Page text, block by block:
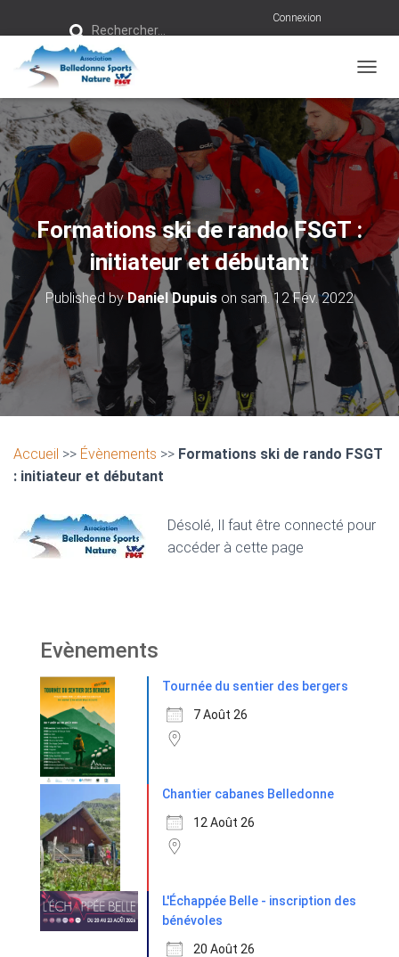
e
r
Rechercher…
Connexion
Formations ski de rando FSGT :
initiateur et débutant
Published byDaniel Dupuis on sam. 12 Fév. 2022
Accueil >> Évènements >> Formations ski de rando FSGT
: initiateur et débutant
Désolé, Il faut être connecté pour
accéder à cette page
Evènements
Tournée du sentier des bergers
7 Août 26
Chantier cabanes Belledonne
12 Août 26
L'Échappée Belle - inscription des
bénévoles
20 Août 26